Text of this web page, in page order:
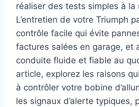
réaliser des tests simples à la
L’entretien de votre Triumph
contrôle facile qui évite
factures salées en garage, et
conduite fluide et fiable au
article, explorez les raisons
à contrôler votre bobine
les signaux d’alerte typiques,